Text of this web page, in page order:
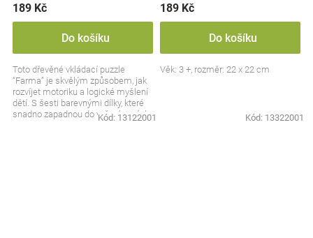
189 Kč
Do košíku
Toto dřevěné vkládací puzzle
“Farma” je skvělým způsobem, jak
rozvíjet motoriku a logické myšlení
dětí. S šesti barevnými dílky, které
snadno zapadnou do vyřezávaných
Kód: 13122001
189 Kč
Do košíku
Věk: 3 +, rozměr: 22 x 22 cm
Kód: 13322001